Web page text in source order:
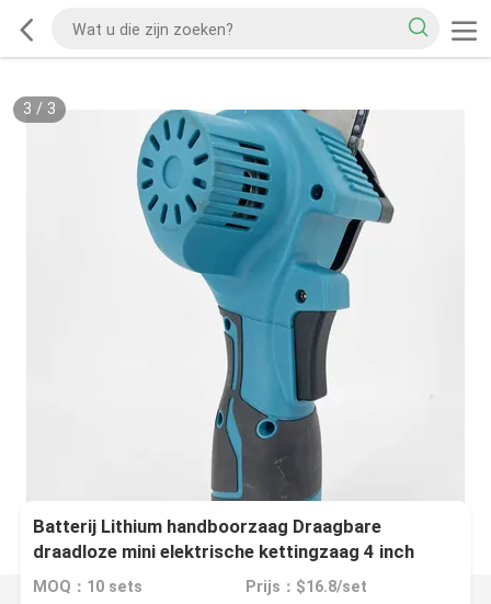
3 / 3
Batterij Lithium handboorzaag Draagbare
draadloze mini elektrische kettingzaag 4 inch
MOQ：10 sets Prijs：$16.8/set